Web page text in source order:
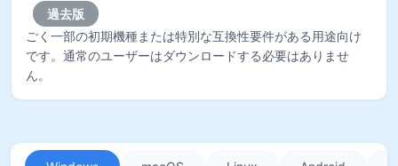
過去版
ごく一部の初期機種または特別な互換性要件がある用途向け
です。通常のユーザーはダウンロードする必要はありませ
ん。